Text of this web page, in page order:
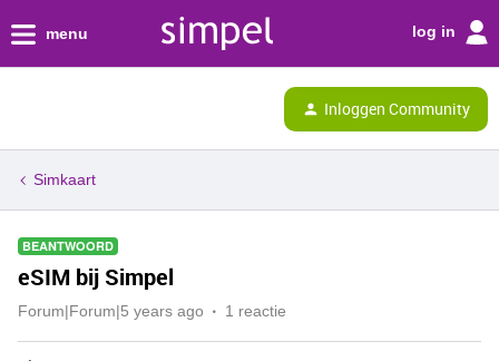
menu log in
Inloggen Community
Simkaart
BEANTWOORD
eSIM bij Simpel
Forum|Forum|5 years ago 1 reactie